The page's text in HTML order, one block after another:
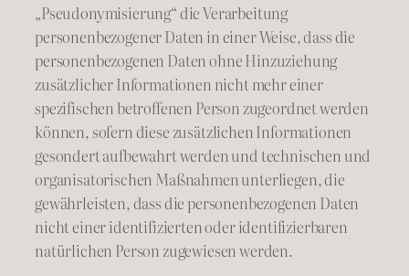
„Pseudonymisierung“ die Verarbeitung
personenbezogener Daten in einer Weise, dass die
personenbezogenen Daten ohne Hinzuziehung
zusätzlicher Informationen nicht mehr einer
spezifischen betroffenen Person zugeordnet werden
können, sofern diese zusätzlichen Informationen
gesondert aufbewahrt werden und technischen und
organisatorischen Maßnahmen unterliegen, die
gewährleisten, dass die personenbezogenen Daten
nicht einer identifizierten oder identifizierbaren
natürlichen Person zugewiesen werden.